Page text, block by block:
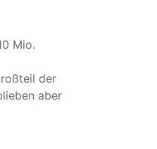
Mio.
der
aber